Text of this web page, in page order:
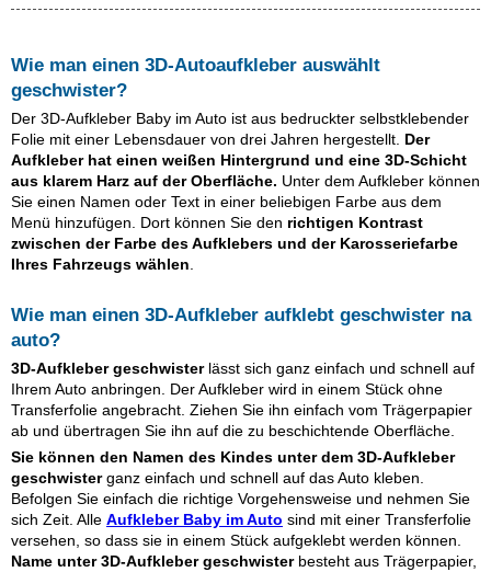
Wie man einen 3D-Autoaufkleber auswählt
geschwister?
Der 3D-Aufkleber Baby im Auto ist aus bedruckter selbstklebender
Folie mit einer Lebensdauer von drei Jahren hergestellt. Der
Aufkleber hat einen weißen Hintergrund und eine 3D-Schicht
aus klarem Harz auf der Oberfläche. Unter dem Aufkleber können
Sie einen Namen oder Text in einer beliebigen Farbe aus dem
Menü hinzufügen. Dort können Sie den richtigen Kontrast
zwischen der Farbe des Aufklebers und der Karosseriefarbe
Ihres Fahrzeugs wählen.
Wie man einen 3D-Aufkleber aufklebt geschwister na
auto?
3D-Aufklebergeschwisterlässt sich ganz einfach und schnell auf
Ihrem Auto anbringen. Der Aufkleber wird in einem Stück ohne
Transferfolie angebracht. Ziehen Sie ihn einfach vom Trägerpapier
ab und übertragen Sie ihn auf die zu beschichtende Oberfläche.
Sie können den Namen des Kindes unter dem 3D-Aufkleber
geschwisterganz einfach und schnell auf das Auto kleben.
Befolgen Sie einfach die richtige Vorgehensweise und nehmen Sie
sich Zeit. Alle Aufkleber Baby im Auto sind mit einer Transferfolie
versehen, so dass sie in einem Stück aufgeklebt werden können.
Name unter 3D-Aufklebergeschwisterbesteht aus Trägerpapier,